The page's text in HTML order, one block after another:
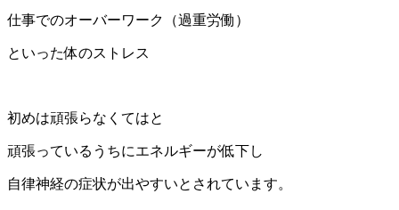
仕事でのオーバーワーク（過重労働）
といった体のストレス
初めは頑張らなくてはと
頑張っているうちにエネルギーが低下し
自律神経の症状が出やすいとされています。